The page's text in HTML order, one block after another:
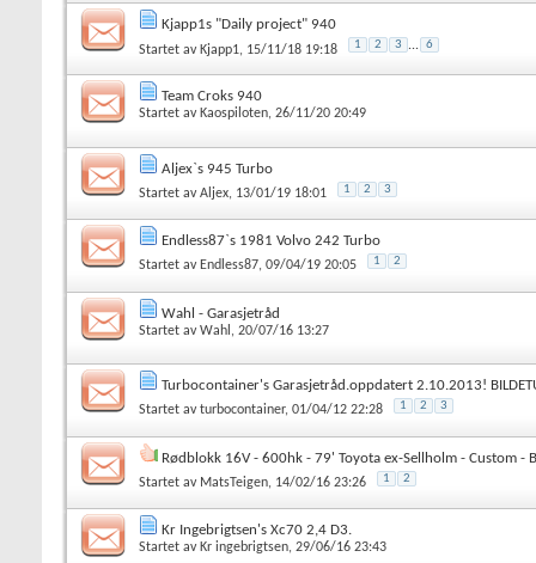
Kjapp1s "Daily project" 940
Startet av Kjapp1, 15/11/18 19:18 1 2 3 ... 6
Team Croks 940
Startet av Kaospiloten, 26/11/20 20:49
Aljex`s 945 Turbo
Startet avAljex, 13/01/19 18:01 1 2 3
Endless87`s 1981 Volvo 242 Turbo
Startet av Endless87, 09/04/19 20:05 1 2
Wahl - Garasjetråd
Startet avWahl , 20/07/16 13:27
Turbocontainer's Garasjetråd.oppdatert 2.10.2013!
Startet avturbocontainer, 01/04/12 22:28 1 2 3
Rødblokk 16V - 600hk - 79' Toyota ex-Sellholm - Custom -
Startet av MatsTeigen, 14/02/16 23:26 1 2
Kr Ingebrigtsen's Xc70 2,4 D3.
Startet av Kr ingebrigtsen, 29/06/16 23:43